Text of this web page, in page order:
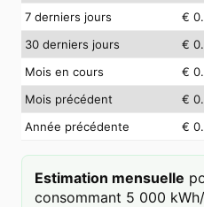
7 derniers jours
€
30 derniers jours
€
Mois en cours
€
Mois précédent
€
Année précédente
€
Estimation mensuelle
consommant 5 000